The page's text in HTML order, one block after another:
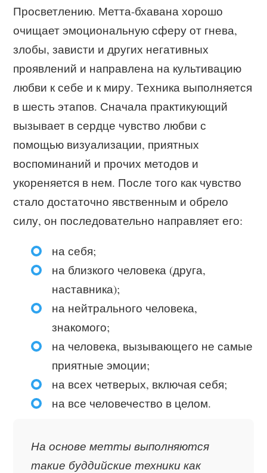
Просветлению. Метта-бхавана хорошо
очищает эмоциональную сферу от гнева,
злобы, зависти и других негативных
проявлений и направлена на культивацию
любви к себе и к миру. Техника выполняется
в шесть этапов. Сначала практикующий
вызывает в сердце чувство любви с
помощью визуализации, приятных
воспоминаний и прочих методов и
укореняется в нем. После того как чувство
стало достаточно явственным и обрело
силу, он последовательно направляет его:
на себя;
на близкого человека (друга,
наставника);
на нейтрального человека,
знакомого;
на человека, вызывающего не самые
приятные эмоции;
на всех четверых, включая себя;
на все человечество в целом.
На основе метты выполняются
такие буддийские техники как